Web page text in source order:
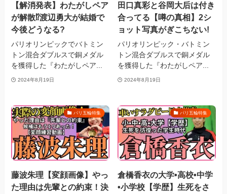
【解消発表】わたがしペア
が解散⁉︎渡辺勇大が結婚で
今後どうなる?
パリオリンピックでバトミン
トン混合ダブルスで銅メダル
を獲得した『わたがしペア...
2024年8月19日
田口真彩と谷岡大后は付き
合ってる【噂の真相】2シ
ョット写真がぎこちない!
パリオリンピック・バトミン
トン混合ダブルスで銅メダル
を獲得した『わたがしペア...
2024年8月19日
パリ五輪特集
藤波朱理【変顔画像】やっ
た理由は先輩との約束！決
パリ五輪特集
倉橋香衣の大学•高校•中学
•小学校【学歴】生死をさ